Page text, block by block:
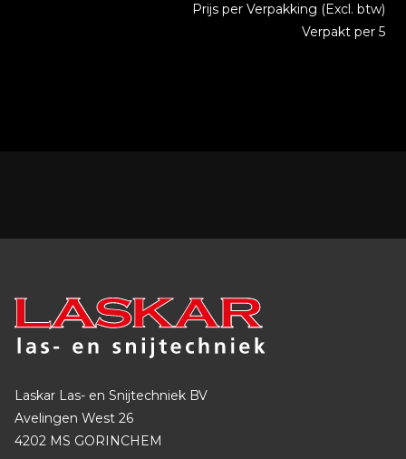
Prijs per Verpakking (Excl. btw)
Verpakt per 5
Laskar Las- en Snijtechniek BV
Avelingen West 26
4202 MS GORINCHEM